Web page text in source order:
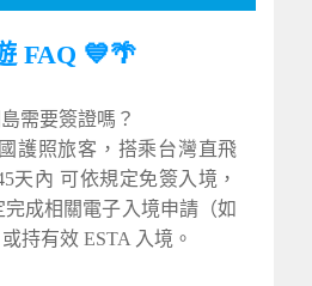
FAQ 💙🌴
需要簽證嗎？
護照旅客，搭乘台灣直飛
天內 可依規定免簽入境，
成相關電子入境申請（如
持有效 ESTA 入境。